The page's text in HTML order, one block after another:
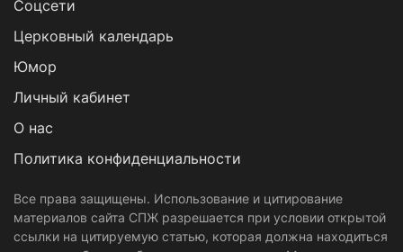
Cоцсети
Церковный календарь
Юмор
Личный кабинет
О нас
Политика конфиденциальности
Все права защищены. Использование и цитирование
материалов сайта СПЖ разрешается при условии открытой
ссылки на цитируемую статью, которая должна находиться